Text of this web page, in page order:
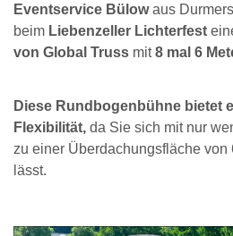
Eventservice Bülowaus
beim Liebenzeller Lichterfest
von Global Truss mit8 mal 6
Diese Rundbogenbühne bietet
Flexibilität, da Sie sich mit nur
zu einer Überdachungsfläche von
lässt.